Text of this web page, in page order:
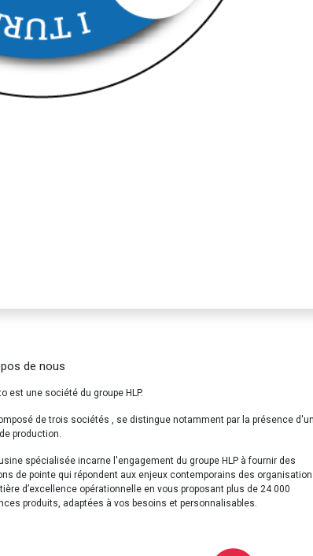
de nous
est une société du groupe HLP.
de trois sociétés , se distingue notamment par la présence
production.
spécialisée incarne l'engagement du groupe HLP à fournir des
de pointe qui répondent aux enjeux contemporains des
d’excellence opérationnelle en vous proposant plus de 24 000
produits, adaptées à vos besoins et personnalisables.